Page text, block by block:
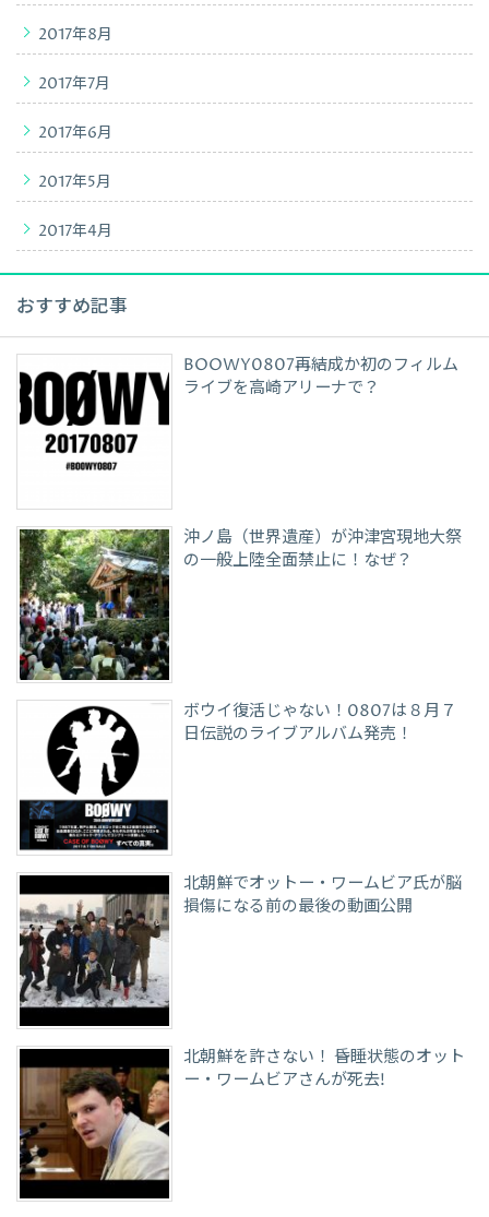
2017年8月
2017年7月
2017年6月
2017年5月
2017年4月
おすすめ記事
BOOWY0807再結成か初のフィルム
ライブを高崎アリーナで？
沖ノ島（世界遺産）が沖津宮現地大祭
の一般上陸全面禁止に！なぜ？
ボウイ復活じゃない！0807は８月７
日伝説のライブアルバム発売！
北朝鮮でオットー・ワームビア氏が脳
損傷になる前の最後の動画公開
北朝鮮を許さない！ 昏睡状態のオット
ー・ワームビアさんが死去!